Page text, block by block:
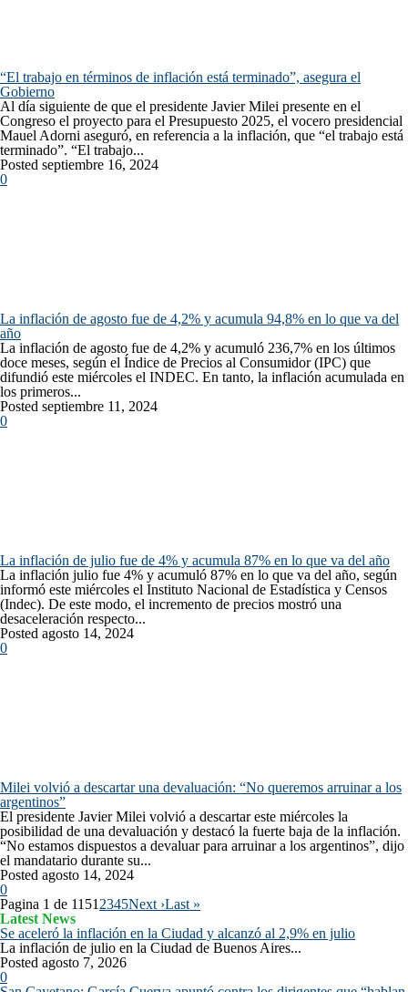
“El trabajo en términos de inflación está terminado”, asegura el
Gobierno
Al día siguiente de que el presidente Javier Milei presente en el
Congreso el proyecto para el Presupuesto 2025, el vocero presidencial
Mauel Adorni aseguró, en referencia a la inflación, que “el trabajo está
terminado”. “El trabajo...
Posted septiembre 16, 2024
0
La inflación de agosto fue de 4,2% y acumula 94,8% en lo que va del
año
La inflación de agosto fue de 4,2% y acumuló 236,7% en los últimos
doce meses, según el Índice de Precios al Consumidor (IPC) que
difundió este miércoles el INDEC. En tanto, la inflación acumulada en
los primeros...
Posted septiembre 11, 2024
0
La inflación de julio fue de 4% y acumula 87% en lo que va del año
La inflación julio fue 4% y acumuló 87% en lo que va del año, según
informó este miércoles el Instituto Nacional de Estadística y Censos
(Indec). De este modo, el incremento de precios mostró una
desaceleración respecto...
Posted agosto 14, 2024
0
Milei volvió a descartar una devaluación: “No queremos arruinar a los
argentinos”
El presidente Javier Milei volvió a descartar este miércoles la
posibilidad de una devaluación y destacó la fuerte baja de la inflación.
“No estamos dispuestos a devaluar para arruinar a los argentinos”, dijo
el mandatario durante su...
Posted agosto 14, 2024
0
Pagina 1 de 1151 2345Next ›Last »
Latest News
Se aceleró la inflación en la Ciudad y alcanzó al 2,9% en julio
La inflación de julio en la Ciudad de Buenos Aires...
Posted agosto 7, 2026
0